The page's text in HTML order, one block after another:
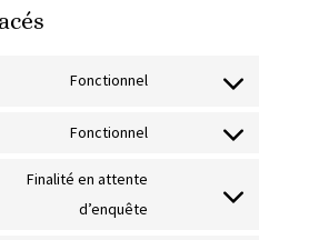
Fonctionnel
Fonctionnel
Finalité en attente
d’enquête